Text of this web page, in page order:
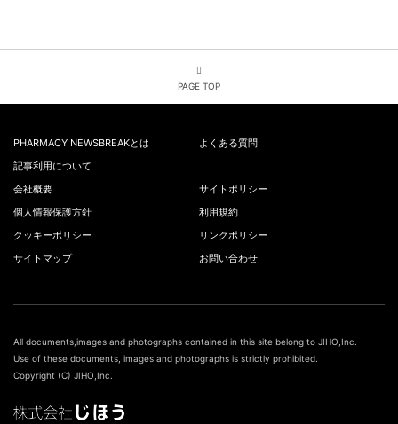
PAGE TOP
PHARMACY NEWSBREAKとは
よくある質問
記事利用について
会社概要
サイトポリシー
個人情報保護方針
利用規約
クッキーポリシー
リンクポリシー
サイトマップ
お問い合わせ
All documents,images and photographs contained in this site belong to JIHO,Inc.
Use of these documents, images and photographs is strictly prohibited.
Copyright (C) JIHO,Inc.